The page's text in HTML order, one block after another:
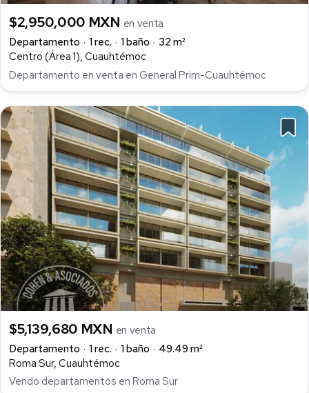
$2,950,000 MXN en venta
Departamento
1 rec. 1 baño
32 m²
Centro (Área 1), Cuauhtémoc
Departamento en venta en General Prim-Cuauhtémoc
$5,139,680 MXN en venta
Departamento
1 rec. 1 baño
49.49 m²
Roma Sur, Cuauhtémoc
Vendo departamentos en Roma Sur